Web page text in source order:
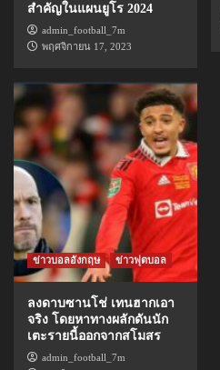
สำคัญในแผนยูโร 2024
admin_football_7m
พฤศจิกายน 17, 2023
ข่าวบอลอังกฤษ ข่าวฟุตบอล
ลงดาบซานโช่ เทนฮากเอา
จริง โดยหาทางผลักดันนัก
เตะรายนี้ออกจากสโมสร
admin_football_7m